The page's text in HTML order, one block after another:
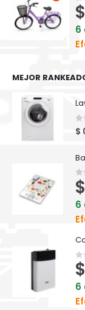
0
$
6
MEJOR
0
$
0
$
6
0
$
6